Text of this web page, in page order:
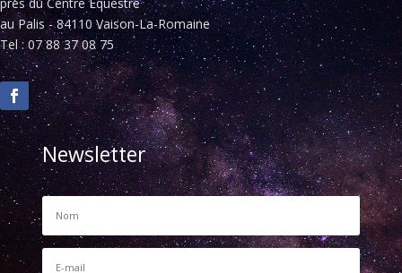
au Palis - 84110 Vaison-La-Romaine
Tel : 07 88 37 08 75
Newsletter